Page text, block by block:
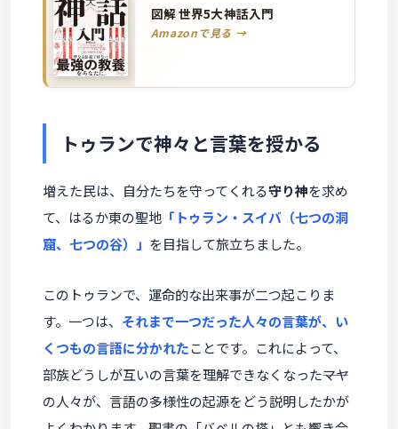
図解 世界5大神話入門
Amazonで見る →
トゥランで神々と言葉を授かる
増えた民は、自分たちを守ってくれる守り神を求め
て、はるか東の聖地 「トゥラン・スイバ（七つの洞
窟、七つの谷）」 を目指して旅立ちました。
このトゥランで、運命的な出来事が二つ起こりま
す。一つは、 それまで一つだった人々の言葉が、い
くつもの言語に分かれたことです。これによって、
部族どうしが互いの言葉を理解できなくなった――マヤ
の人々が、言語の多様性の起源をどう説明したかが